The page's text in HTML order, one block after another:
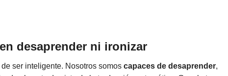
desaprender ni ironizar
ser inteligente. Nosotros somos capaces de desaprender,